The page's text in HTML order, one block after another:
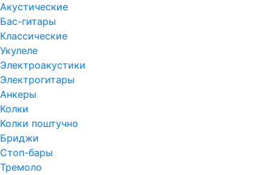
Акустические
Бас-гитары
Классические
Укулеле
Электроакустики
Электрогитары
Анкеры
Колки
Колки поштучно
Бриджи
Стоп-бары
Тремоло